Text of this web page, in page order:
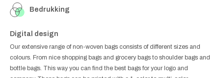
Bedrukking
Digital design
Our extensive range of non-woven bags consists of different sizes and
colours. From nice shopping bags and grocery bags to shoulder bags and
bottle bags. This way you can find the best bags for your logo and